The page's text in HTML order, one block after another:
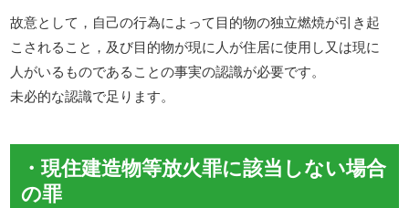
故意として，自己の行為によって目的物の独立燃焼が引き起
こされること，及び目的物が現に人が住居に使用し又は現に
人がいるものであることの事実の認識が必要です。
未必的な認識で足ります。
・現住建造物等放火罪に該当しない場合
の罪